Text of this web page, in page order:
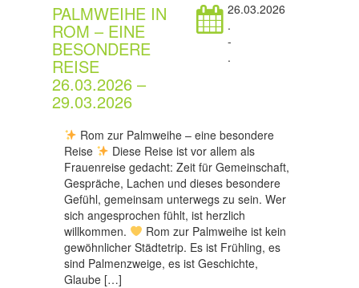
PALMWEIHE IN
ROM – EINE
BESONDERE
REISE
26.03.2026 –
29.03.2026
26.03.2026
.
-
.
Rom zur Palmweihe – eine besondere
Reise
Diese Reise ist vor allem als
Frauenreise gedacht: Zeit für Gemeinschaft,
Gespräche, Lachen und dieses besondere
Gefühl, gemeinsam unterwegs zu sein. Wer
sich angesprochen fühlt, ist herzlich
willkommen.
Rom zur Palmweihe ist kein
gewöhnlicher Städtetrip. Es ist Frühling, es
sind Palmenzweige, es ist Geschichte,
Glaube […]